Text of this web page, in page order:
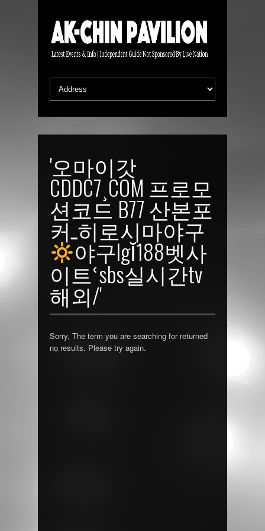
'오마이갓
CDDC7¸COM 프로모
션코드 B77 산본포
커ـ히로시마야구
야구lgῘ188벳사
이트ՙsbs실시간tv
해외/'
Sorry, The term you are searching for returned
no results. Please try again.